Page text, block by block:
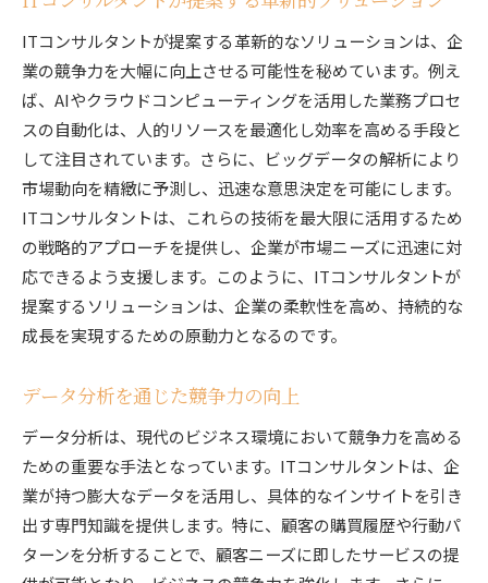
ITコンサルタントが提案する革新的なソリューションは、企
業の競争力を大幅に向上させる可能性を秘めています。例え
ば、AIやクラウドコンピューティングを活用した業務プロセ
スの自動化は、人的リソースを最適化し効率を高める手段と
して注目されています。さらに、ビッグデータの解析により
市場動向を精緻に予測し、迅速な意思決定を可能にします。
ITコンサルタントは、これらの技術を最大限に活用するため
の戦略的アプローチを提供し、企業が市場ニーズに迅速に対
応できるよう支援します。このように、ITコンサルタントが
提案するソリューションは、企業の柔軟性を高め、持続的な
成長を実現するための原動力となるのです。
データ分析を通じた競争力の向上
データ分析は、現代のビジネス環境において競争力を高める
ための重要な手法となっています。ITコンサルタントは、企
業が持つ膨大なデータを活用し、具体的なインサイトを引き
出す専門知識を提供します。特に、顧客の購買履歴や行動パ
ターンを分析することで、顧客ニーズに即したサービスの提